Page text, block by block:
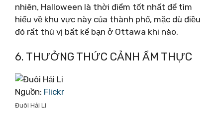
nhiên, Halloween là thời điểm tốt nhất để tìm
hiểu về khu vực này của thành phố, mặc dù điều
đó rất thú vị bất kể bạn ở Ottawa khi nào.
6. THƯỞNG THỨC CẢNH ẨM THỰC
Nguồn: Flickr
Đuôi Hải Li